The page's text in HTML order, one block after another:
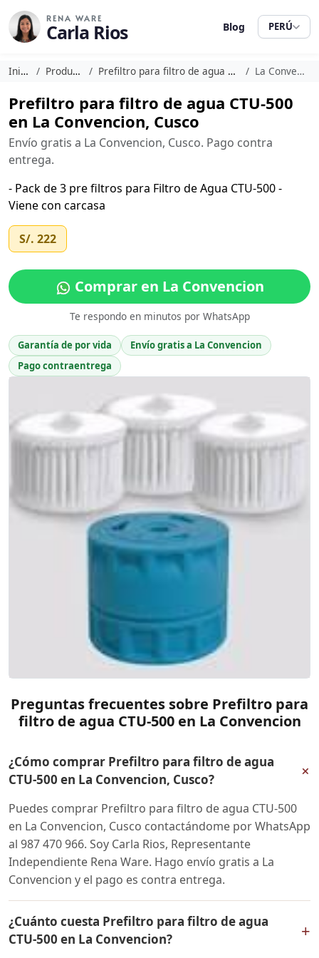
RENA WARE
Carla Rios Blog PERÚ
Inicio Productos Prefiltro para filtro de agua CTU-500 La Convencion
Prefiltro para filtro de agua CTU-500
en La Convencion, Cusco
Envío gratis a La Convencion, Cusco. Pago contra
entrega.
- Pack de 3 pre filtros para Filtro de Agua CTU-500 -
Viene con carcasa
S/. 222
Comprar en La Convencion
Te respondo en minutos por WhatsApp
Garantía de por vida
Envío gratis a La Convencion
Pago contraentrega
Preguntas frecuentes sobre Prefiltro para
filtro de agua CTU-500 en La Convencion
¿Cómo comprar Prefiltro para filtro de agua
CTU-500 en La Convencion, Cusco?
+
Puedes comprar Prefiltro para filtro de agua CTU-500
en La Convencion, Cusco contactándome por WhatsApp
al 987 470 966. Soy Carla Rios, Representante
Independiente Rena Ware. Hago envío gratis a La
Convencion y el pago es contra entrega.
¿Cuánto cuesta Prefiltro para filtro de agua
CTU-500 en La Convencion?
+